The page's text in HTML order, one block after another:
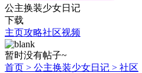
公主换装少女日记
下载
主页攻略社区视频
暂时没有帖子~
首页 > 公主换装少女日记 > 社区